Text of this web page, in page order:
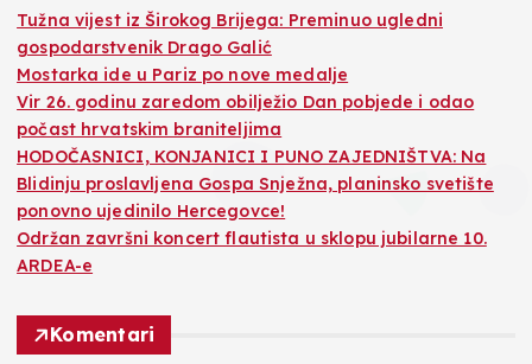
Tužna vijest iz Širokog Brijega: Preminuo ugledni
gospodarstvenik Drago Galić
Mostarka ide u Pariz po nove medalje
Vir 26. godinu zaredom obilježio Dan pobjede i odao
počast hrvatskim braniteljima
HODOČASNICI, KONJANICI I PUNO ZAJEDNIŠTVA: Na
Blidinju proslavljena Gospa Snježna, planinsko svetište
ponovno ujedinilo Hercegovce!
Održan završni koncert flautista u sklopu jubilarne 10.
ARDEA-e
Komentari